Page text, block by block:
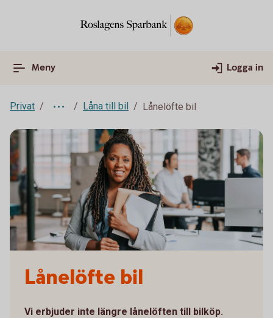
Meny Logga in
Privat Låna till bil Lånelöfte bil
Lånelöfte bil
Vi erbjuder inte längre lånelöften till bilköp.